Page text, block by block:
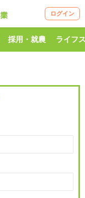
ログイン
採用・就農 ライフ